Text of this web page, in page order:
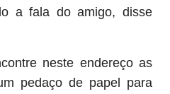
a fala do amigo, disse
neste endereço as
pedaço de papel para